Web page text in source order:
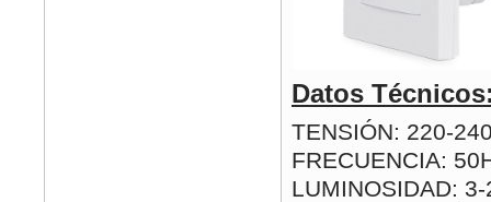
Datos
TENSIÓN: 220-
FRECUENCIA:
LUMINOSIDAD: